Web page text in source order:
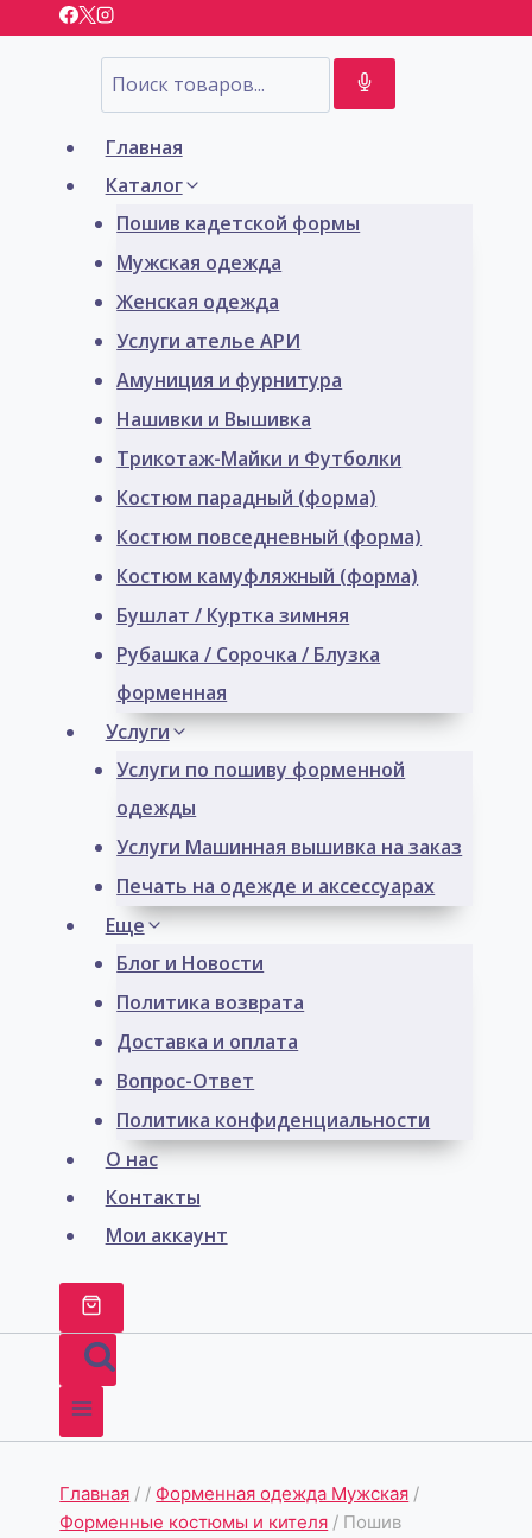
Перейти
содержимому
Главная
Каталог
Пошив кадетской формы
Мужская одежда
Женская одежда
Услуги ателье АРИ
Амуниция и фурнитура
Нашивки и Вышивка
Трикотаж-Майки и Футболки
Костюм парадный (форма)
Костюм повседневный (форма)
Костюм камуфляжный (форма)
Бушлат / Куртка зимняя
Рубашка / Сорочка / Блузка
форменная
Услуги
Услуги по пошиву форменной
одежды
Услуги Машинная вышивка на заказ
Печать на одежде и аксессуарах
Еще
Блог и Новости
Политика возврата
Доставка и оплата
Вопрос-Ответ
Политика конфиденциальности
О нас
Контакты
Мои аккаунт
Главная / / Форменная одежда Мужская /
Форменные костюмы и кителя / Пошив